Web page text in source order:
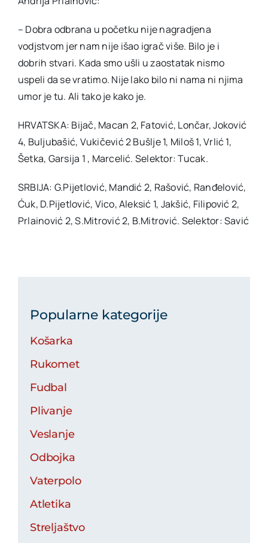
– Dobra odbrana u početku nije nagradjena
vodjstvom jer nam nije išao igrač više. Bilo je i
dobrih stvari. Kada smo ušli u zaostatak nismo
uspeli da se vratimo. Nije lako bilo ni nama ni njima
umor je tu. Ali tako je kako je.
HRVATSKA: Bijač, Macan 2, Fatović, Lončar, Joković
4, Buljubašić, Vukičević 2 Bušlje 1, Miloš 1, Vrlić 1,
Šetka, Garsija 1 , Marcelić. Selektor: Tucak.
SRBIJA: G.Pijetlović, Mandić 2, Rašović, Ranđelović,
Ćuk, D.Pijetlović, Vico, Aleksić 1, Jakšić, Filipović 2,
Prlainović 2, S.Mitrović 2, B.Mitrović. Selektor: Savić
Popularne kategorije
Košarka
Rukomet
Fudbal
Plivanje
Veslanje
Odbojka
Vaterpolo
Atletika
Streljaštvo